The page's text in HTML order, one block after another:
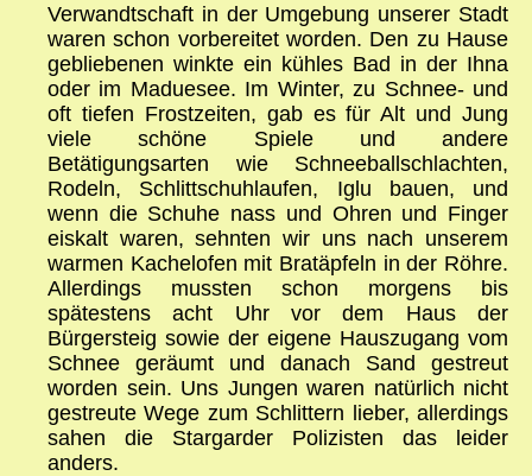
Verwandtschaft in der Umgebung unserer Stadt
waren schon vorbereitet worden. Den zu Hause
gebliebenen winkte ein kühles Bad in der Ihna
oder im Maduesee. Im Winter, zu Schnee- und
oft tiefen Frostzeiten, gab es für Alt und Jung
viele schöne Spiele und andere
Betätigungsarten wie Schneeballschlachten,
Rodeln, Schlittschuhlaufen, Iglu bauen, und
wenn die Schuhe nass und Ohren und Finger
eiskalt waren, sehnten wir uns nach unserem
warmen Kachelofen mit Bratäpfeln in der Röhre.
Allerdings mussten schon morgens bis
spätestens acht Uhr vor dem Haus der
Bürgersteig sowie der eigene Hauszugang vom
Schnee geräumt und danach Sand gestreut
worden sein. Uns Jungen waren natürlich nicht
gestreute Wege zum Schlittern lieber, allerdings
sahen die Stargarder Polizisten das leider
anders.